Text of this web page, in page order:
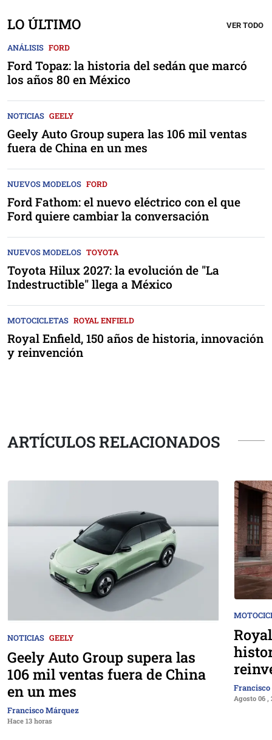
LO ÚLTIMO VER TODO
ANÁLISIS FORD
Ford Topaz: la historia del sedán que marcó
los años 80 en México
NOTICIAS GEELY
Geely Auto Group supera las 106 mil ventas
fuera de China en un mes
NUEVOS MODELOS FORD
Ford Fathom: el nuevo eléctrico con el que
Ford quiere cambiar la conversación
NUEVOS MODELOS TOYOTA
Toyota Hilux 2027: la evolución de "La
Indestructible" llega a México
MOTOCICLETAS ROYAL ENFIELD
Royal Enfield, 150 años de historia, innovación
y reinvención
ARTÍCULOS RELACIONADOS
NOTICIAS GEELY
Geely Auto Group supera las
106 mil ventas fuera de China
en un mes
Francisco Márquez
Hace 13 horas
Agosto 06 ,